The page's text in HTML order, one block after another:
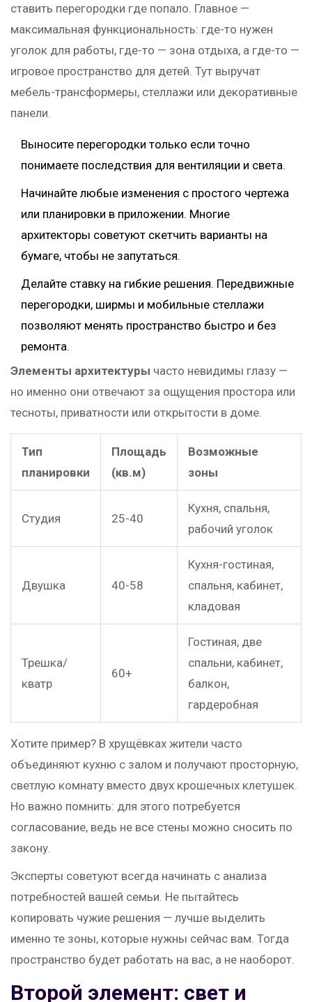
ставить перегородки где попало. Главное —
максимальная функциональность: где-то нужен
уголок для работы, где-то — зона отдыха, а где-то —
игровое пространство для детей. Тут выручат
мебель-трансформеры, стеллажи или декоративные
панели.
Выносите перегородки только если точно
понимаете последствия для вентиляции и света.
Начинайте любые изменения с простого чертежа
или планировки в приложении. Многие
архитекторы советуют скетчить варианты на
бумаге, чтобы не запутаться.
Делайте ставку на гибкие решения. Передвижные
перегородки, ширмы и мобильные стеллажи
позволяют менять пространство быстро и без
ремонта.
Элементы архитектуры часто невидимы глазу —
но именно они отвечают за ощущения простора или
тесноты, приватности или открытости в доме.
Тип
планировки
Площадь
(кв.м)
Возможные
зоны
Студия 25-40
Кухня, спальня,
рабочий уголок
Двушка 40-58
Кухня-гостиная,
спальня, кабинет,
кладовая
Трешка/
кватр
60+
Гостиная, две
спальни, кабинет,
балкон,
гардеробная
Хотите пример? В хрущёвках жители часто
объединяют кухню с залом и получают просторную,
светлую комнату вместо двух крошечных клетушек.
Но важно помнить: для этого потребуется
согласование, ведь не все стены можно сносить по
закону.
Эксперты советуют всегда начинать с анализа
потребностей вашей семьи. Не пытайтесь
копировать чужие решения — лучше выделить
именно те зоны, которые нужны сейчас вам. Тогда
пространство будет работать на вас, а не наоборот.
Второй элемент: свет и